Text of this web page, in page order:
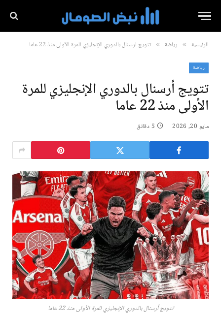
الرئيسية » رياضة » تتويج أرسنال بالدوري الإنجليزي للمرة الأولى منذ 22 عاما
رياضة
تتويج أرسنال بالدوري الإنجليزي للمرة
الأولى منذ 22 عاما
مايو 20, 2026 5 دقائق
تتويج أرسنال بالدوري الإنجليزي للمرة الأولى منذ 22 عاما